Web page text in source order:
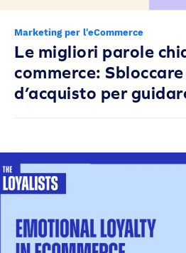
Marketing per l'eCommerce
Le migliori parole
commerce:
d’acquisto per